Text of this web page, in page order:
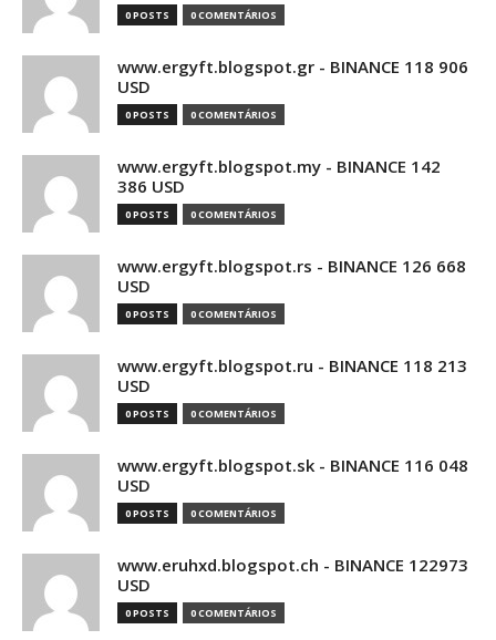
0 POSTS 0 COMENTÁRIOS
www.ergyft.blogspot.gr - BINANCE 118 906
USD
0 POSTS 0 COMENTÁRIOS
www.ergyft.blogspot.my - BINANCE 142
386 USD
0 POSTS 0 COMENTÁRIOS
www.ergyft.blogspot.rs - BINANCE 126 668
USD
0 POSTS 0 COMENTÁRIOS
www.ergyft.blogspot.ru - BINANCE 118 213
USD
0 POSTS 0 COMENTÁRIOS
www.ergyft.blogspot.sk - BINANCE 116 048
USD
0 POSTS 0 COMENTÁRIOS
www.eruhxd.blogspot.ch - BINANCE 122973
USD
0 POSTS 0 COMENTÁRIOS